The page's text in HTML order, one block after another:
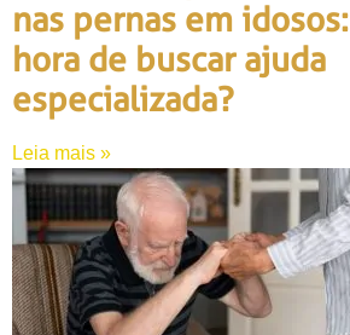
nas pernas em
hora de buscar ajuda
especializada?
Leia mais »